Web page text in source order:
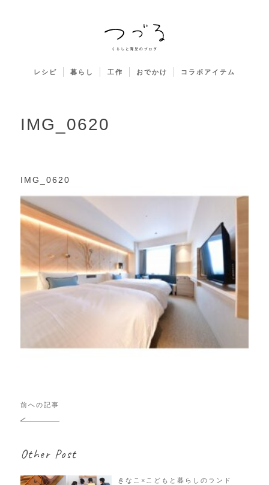
レシピ 暮らし 工作 おでかけ コラボアイテム
IMG_0620
IMG_0620
投
稿
ゲ
シ
前への記事
Other Post
きなこ×こどもと暮らしのランド